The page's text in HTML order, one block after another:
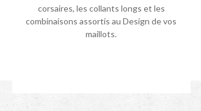
corsaires, les collants longs et les
combinaisons assortis au Design de vos
maillots.